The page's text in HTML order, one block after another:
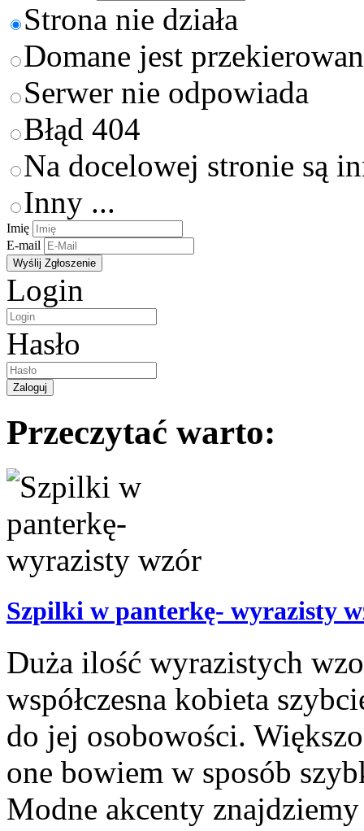
Strona nie działa
Domane jest
Serwer nie odpowiada
Błąd 404
Na docelowej stronie są
Inny ...
Imię
E-mail
Login
Hasło
Przeczytać warto:
Szpilki w panterkę- wyrazisty
Duża ilość wyrazistych
współczesna kobieta
do jej osobowości.
one bowiem w sposób
Modne akcenty